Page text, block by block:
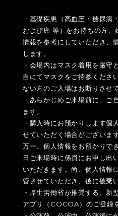
・基礎疾患（高血圧・糖尿病
および癌 等）をお持ちの方
情報を参考にしていただき、
します。
・会場内はマスク着用を厳守
自にてマスクをご持参くださ
ない方のご入場はお断りさせ
・あらかじめご来場前に、ご
ます。
・購入時にお預かりします個
せていただく場合がございま
万一、個人情報をお預かりで
日ご来場時に係員にお申し出
いただきます。尚、個人情報
管させていただき、後に破棄
・厚生労働省が推奨する、新
アプリ（COCOA）のご登録